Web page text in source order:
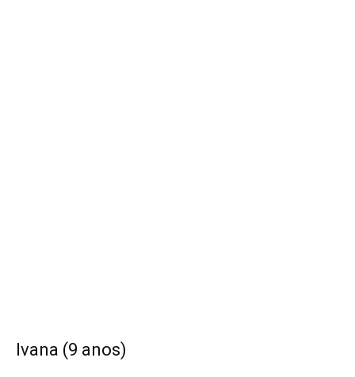
Ivana (9 anos)